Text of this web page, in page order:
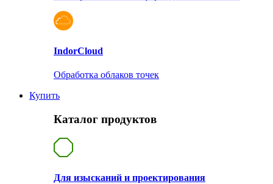
IndorCloud
Обработка облаков точек
Купить
Каталог продуктов
Для изысканий и проектирования